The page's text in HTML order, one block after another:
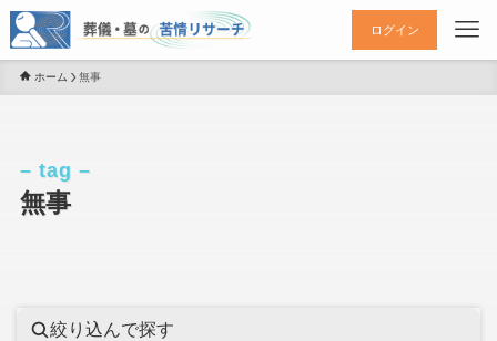
ログイン
ホーム 無事
無事
– tag –
絞り込んで探す